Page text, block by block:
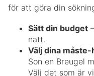
för att göra din
Sätt din budget
natt.
Välj dina måste-
Son en Breugel
Välj det som är